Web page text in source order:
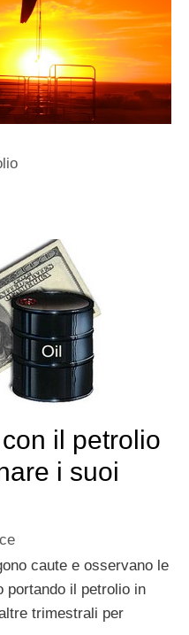
il petrolio
i suoi
caute e osservano le
portando il petrolio in
trimestrali per